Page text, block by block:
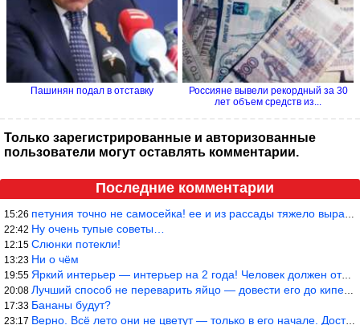
Пашинян подал в отставку
Россияне вывели рекордный за 30
лет объем средств из...
Только зарегистрированные и авторизованные
пользователи могут оставлять комментарии.
Последние комментарии
15:26 петуния точно не самосейка! ее и из рассады тяжело вырастить!
22:42 Ну очень тупые советы…
12:15 Слюнки потекли!
13:23 Ни о чём
19:55 Яркий интерьер — интерьер на 2 года! Человек должен отдыхать в с
20:08 Лучший способ не переварить яйцо — довести его до кипения и выкл
17:33 Бананы будут?
23:17 Верно. Всё лето они не цветут — только в его начале. Достаточно